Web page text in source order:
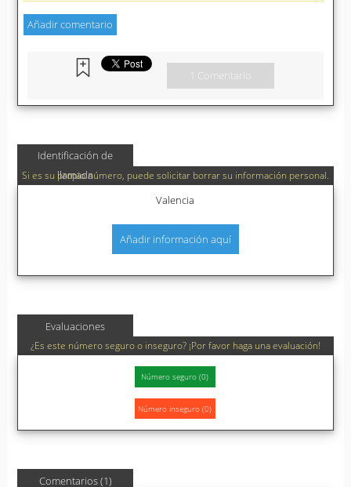
1 Comentario
Identificación de
llamada
Si es su propio número, puede solicitar borrar su información personal.
Valencia
Añadir información aquí
Evaluaciones
¿Es este número seguro o inseguro? ¡Por favor haga una evaluación!
Comentarios (1)